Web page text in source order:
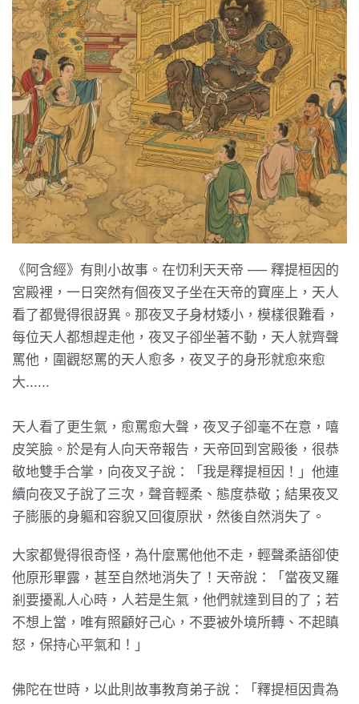
《阿含經》有則小故事。在忉利天天帝 ── 釋提桓因的
宮殿裡，一日突然有個夜叉子坐在天帝的寶座上，天人
看了都覺得很訝異。那夜叉子身材矮小，模樣很難看，
每位天人都想趕走他，夜叉子卻坐著不動，天人就齊聲
罵他，圍觀怒罵的天人愈多，夜叉子的身形就愈來愈
大......
天人看了更生氣，愈罵愈大聲，夜叉子卻毫不在意，嘻
皮笑臉。於是有人向天帝報告，天帝回到宮殿後，很恭
敬地雙手合掌，向夜叉子說：「我是釋提桓因！」他連
續向夜叉子說了三次，聲音輕柔、態度恭敬；結果夜叉
子膨脹的身軀和容貌又回復原狀，然後自然消失了。
大家都覺得很奇怪，為什麼罵他他不走，輕聲柔語卻使
他原形畢露，甚至自然地消失了！天帝說：「當夜叉羅
剎要擾亂人心時，人若是生氣，他們就達到目的了；若
不想上當，唯有照顧好己心，不要被外境所轉、不起瞋
怒，保持心平氣和！」
佛陀在世時，以此則故事教育弟子說：「釋提桓因貴為